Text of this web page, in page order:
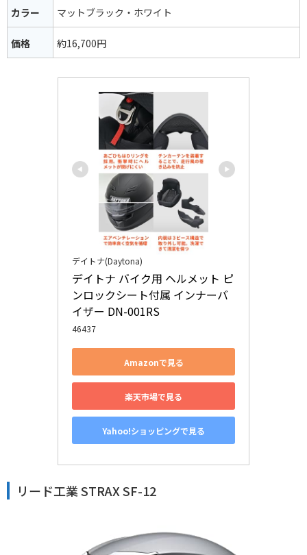
カラー マットブラック・ホワイト
価格 約16,700円
デイトナ(Daytona)
デイトナ バイク用 ヘルメット ピ
ンロックシート付属 インナーバ
イザー DN-001RS
46437
Amazonで見る
楽天市場で見る
Yahoo!ショッピングで見る
リード工業 STRAX SF-12